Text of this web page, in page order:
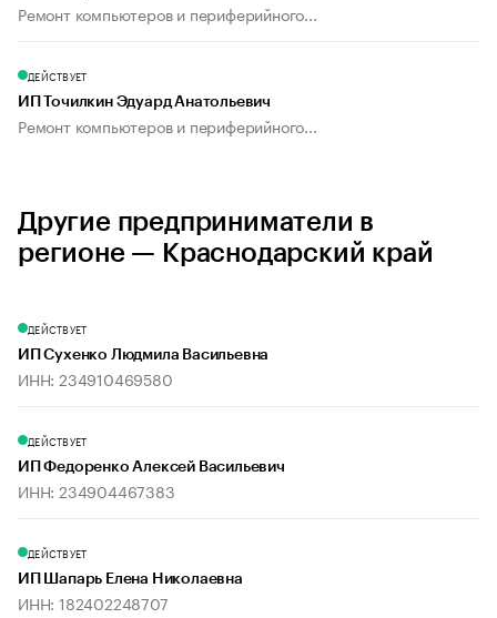
Ремонт компьютеров и периферийного...
ДЕЙСТВУЕТ
ИП Точилкин Эдуард Анатольевич
Ремонт компьютеров и периферийного...
Другие предприниматели в
регионе — Краснодарский край
ДЕЙСТВУЕТ
ИП Сухенко Людмила Васильевна
ИНН: 234910469580
ДЕЙСТВУЕТ
ИП Федоренко Алексей Васильевич
ИНН: 234904467383
ДЕЙСТВУЕТ
ИП Шапарь Елена Николаевна
ИНН: 182402248707